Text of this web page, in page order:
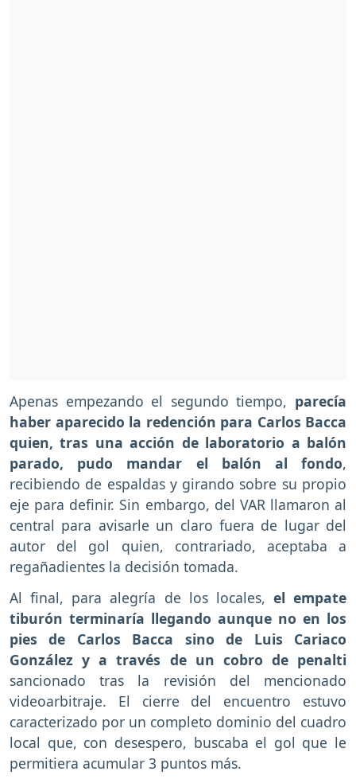
Apenas empezando el segundo tiempo, parecía
haber aparecido la redención para Carlos Bacca
quien, tras una acción de laboratorio a balón
parado, pudo mandar el balón al fondo,
recibiendo de espaldas y girando sobre su propio
eje para definir. Sin embargo, del VAR llamaron al
central para avisarle un claro fuera de lugar del
autor del gol quien, contrariado, aceptaba a
regañadientes la decisión tomada.
Al final, para alegría de los locales, el empate
tiburón terminaría llegando aunque no en los
pies de Carlos Bacca sino de Luis Cariaco
González y a través de un cobro de penalti
sancionado tras la revisión del mencionado
videoarbitraje. El cierre del encuentro estuvo
caracterizado por un completo dominio del cuadro
local que, con desespero, buscaba el gol que le
permitiera acumular 3 puntos más.